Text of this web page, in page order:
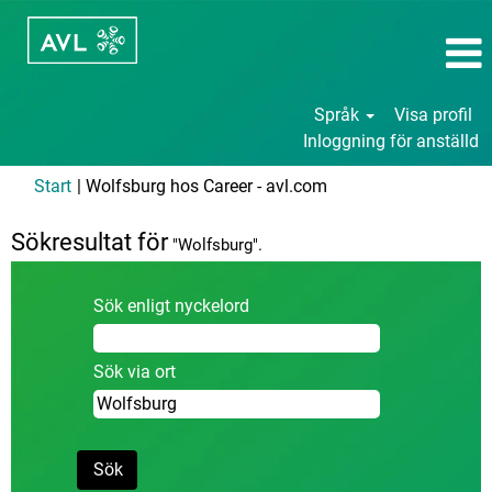
Språk
Visa profil
Inloggning för anställd
Start | Wolfsburg hos Career - avl.com
Sökresultat för"Wolfsburg".
Sök enligt nyckelord
Sök via ort